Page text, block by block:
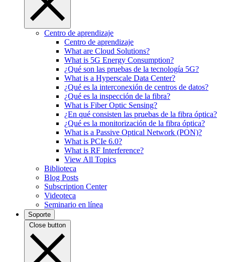
Centro de aprendizaje
Centro de aprendizaje
What are Cloud Solutions?
What is 5G Energy Consumption?
¿Qué son las pruebas de la tecnología 5G?
What is a Hyperscale Data Center?
¿Qué es la interconexión de centros de datos?
¿Qué es la inspección de la fibra?
What is Fiber Optic Sensing?
¿En qué consisten las pruebas de la fibra óptica?
¿Qué es la monitorización de la fibra óptica?
What is a Passive Optical Network (PON)?
What is PCIe 6.0?
What is RF Interference?
View All Topics
Biblioteca
Blog Posts
Subscription Center
Videoteca
Seminario en línea
Soporte
Close button